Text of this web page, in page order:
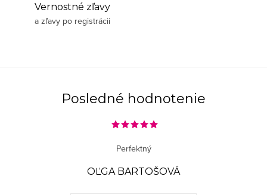
Vernostné zľavy
a zľavy po registrácii
Posledné hodnotenie
Perfektný
OĽGA BARTOŠOVÁ